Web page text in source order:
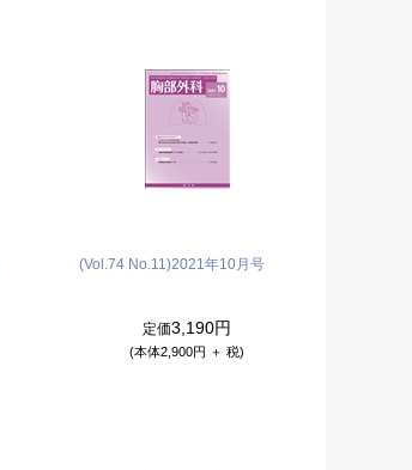
(Vol.74 No.11)2021年10月号
定価3,190円
(本体2,900円 ＋ 税)